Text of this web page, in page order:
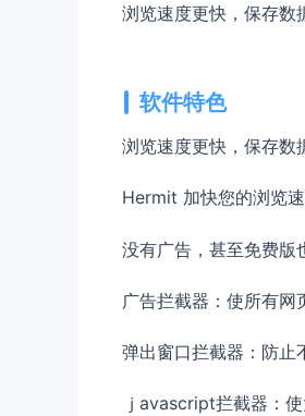
浏览速度更快，保存数
软件特色
浏览速度更快，保存数
Hermit 加快您的浏览
没有广告，甚至免费版
广告拦截器：使所有网
弹出窗口拦截器：防止
ｊavascript拦截器：